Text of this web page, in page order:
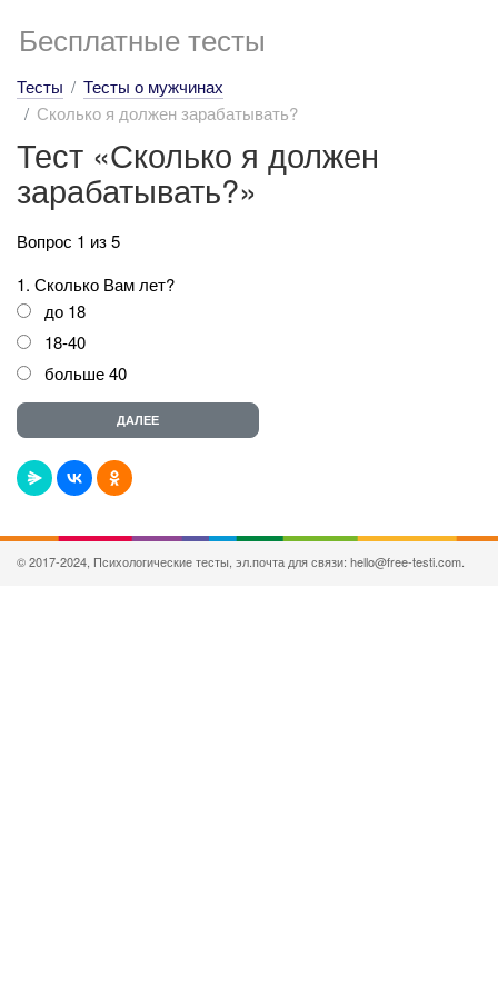
Бесплатные тесты
Тесты
Тесты о мужчинах
Сколько я должен зарабатывать?
Тест «Сколько я должен
зарабатывать?»
Вопрос 1 из 5
1. Сколько Вам лет?
до 18
18-40
больше 40
© 2017-2024, Психологические тесты, эл.почта для связи: hello@free-testi.com.